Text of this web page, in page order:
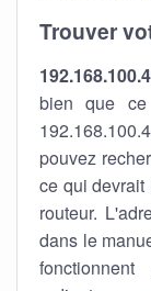
Trouver
bien que
pouvez
ce qui devrait
routeur.
dans le